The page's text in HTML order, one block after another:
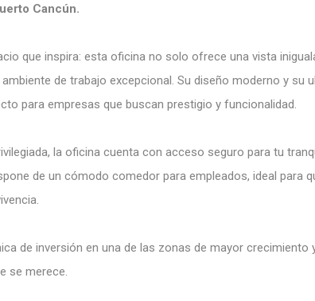
Cancún.
que inspira: esta oficina no solo ofrece una vista
de trabajo excepcional. Su diseño moderno y su
para empresas que buscan prestigio y funcionalidad.
la oficina cuenta con acceso seguro para tu
de un cómodo comedor para empleados, ideal para
de inversión en una de las zonas de mayor crecimiento
se merece.